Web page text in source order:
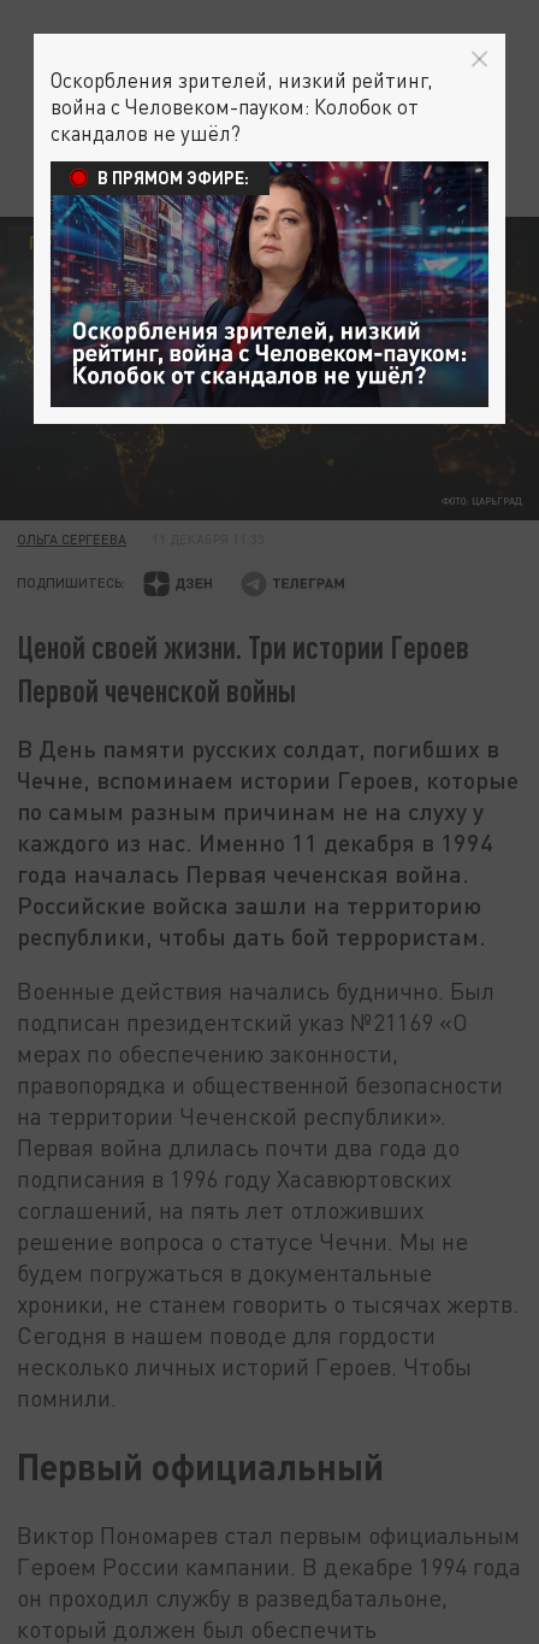
ФОТО: ЦАРЬГРАД
ПОВОД ДЛЯ ГОРДОСТИ
ОЛЬГА СЕРГЕЕВА
ПОДПИШИТЕСЬ:
Ценой своей жизни. Три истории Героев
Первой чеченской войны
В День памяти русских солдат, погибших в
Чечне, вспоминаем истории Героев, которые
по самым разным причинам не на слуху у
каждого из нас. Именно 11 декабря в 1994
года началась Первая чеченская война.
Российские войска зашли на территорию
республики, чтобы дать бой террористам.
Военные действия начались буднично. Был
подписан президентский указ №21169 «О
мерах по обеспечению законности,
правопорядка и общественной безопасности
на территории Чеченской республики».
Первая война длилась почти два года до
подписания в 1996 году Хасавюртовских
соглашений, на пять лет отложивших
решение вопроса о статусе Чечни. Мы не
будем погружаться в документальные
хроники, не станем говорить о тысячах жертв.
Сегодня в нашем поводе для гордости
несколько личных историй Героев. Чтобы
помнили.
Первый официальный
Виктор Пономарев стал первым официальным
Героем России кампании. В декабре 1994 года
он проходил службу в разведбатальоне,
который должен был обеспечить
Оскорбления зрителей, низкий рейтинг,
война с Человеком-пауком: Колобок от
скандалов не ушёл?
В ПРЯМОМ ЭФИРЕ: